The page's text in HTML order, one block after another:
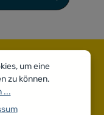
zur Kenntnis
mit ihnen
um eine
zu können.
...